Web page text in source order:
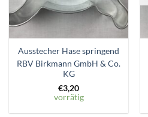
Ausstecher Hase springend
RBV Birkmann GmbH & Co.
KG
€3,20
vorrätig